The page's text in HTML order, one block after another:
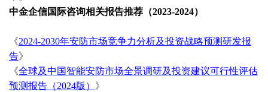
中金企信国际咨询相关报告推荐（2023-2024）
《2024-2030年安防市场竞争力分析及投资战略预测研发报
告》
《全球及中国智能安防市场全景调研及投资建议可行性评估
预测报告（2024版） 》